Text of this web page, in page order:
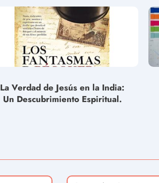
La Verdad de Jesús en la India:
Un Descubrimiento Espiritual.